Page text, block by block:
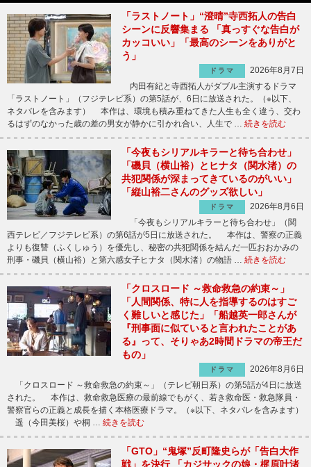
「ラストノート」“澄晴”寺西拓人の告白
シーンに反響集まる 「真っすぐな告白が
カッコいい」「最高のシーンをありがと
う」
ドラマ
2026年8月7日
内田有紀と寺西拓人がダブル主演するドラマ
「ラストノート」（フジテレビ系）の第5話が、6日に放送された。（※以下、
ネタバレを含みます） 本作は、環境も積み重ねてきた人生も全く違う、交わ
るはずのなかった歳の差の男女が静かに引かれ合い、人生で … 続きを読む
「今夜もシリアルキラーと待ち合わせ」
「磯貝（横山裕）とヒナタ（関水渚）の
共犯関係が深まってきているのがいい」
「縦山裕二さんのグッズ欲しい」
ドラマ
2026年8月6日
「今夜もシリアルキラーと待ち合わせ」（関
西テレビ／フジテレビ系）の第6話が5日に放送された。 本作は、警察の正義
よりも復讐（ふくしゅう）を優先し、秘密の共犯関係を結んだ一匹おおかみの
刑事・磯貝（横山裕）と第六感女子ヒナタ（関水渚）の物語 … 続きを読む
「クロスロード ～救命救急の約束～」
「人間関係、特に人を指導するのはすご
く難しいと感じた」「船越英一郎さんが
『刑事面に似ていると言われたことがあ
る』って、そりゃあ2時間ドラマの帝王だ
もの」
ドラマ
2026年8月6日
「クロスロード ～救命救急の約束～」（テレビ朝日系）の第5話が4日に放送
された。 本作は、救命救急医療の最前線でもがく、若き救命医・救急隊員・
警察官らの正義と成長を描く本格医療ドラマ。（※以下、ネタバレを含みます）
遥（今田美桜）や桐 … 続きを読む
「GTO」“鬼塚”反町隆史らが「告白大作
戦」を決行 「カジサックの娘・梶原叶渚